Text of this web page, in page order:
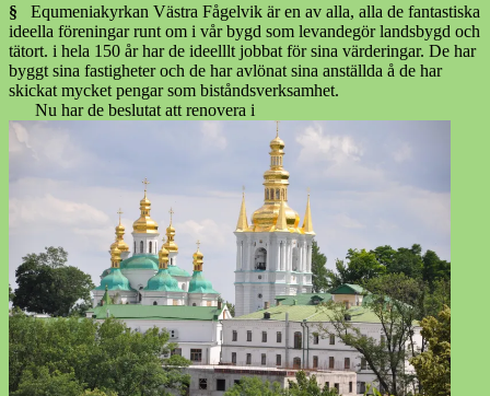
§ Equmeniakyrkan Västra Fågelvik är en av alla, alla de fantastiska
ideella föreningar runt om i vår bygd som levandegör landsbygd och
tätort. i hela 150 år har de ideelllt jobbat för sina värderingar. De har
byggt sina fastigheter och de har avlönat sina anställda å de har
skickat mycket pengar som biståndsverksamhet.
Nu har de beslutat att renovera i